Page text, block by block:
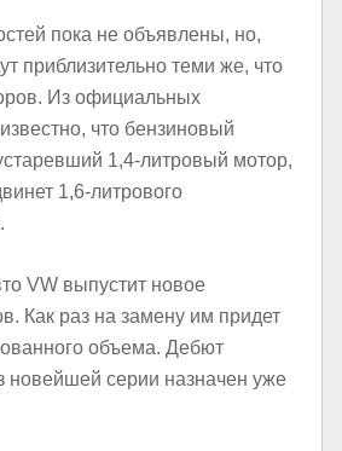
пока не объявлены, но,
приблизительно теми же, что
Из официальных
что бензиновый
1,4-литровый мотор,
1,6-литрового
VW выпустит новое
Как раз на замену им придет
объема. Дебют
новейшей серии назначен уже